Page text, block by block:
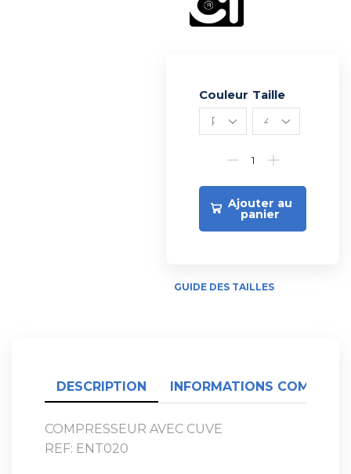
Couleur Taille
Ajouter au
panier
Alternative:
GUIDE DES TAILLES
DESCRIPTION INFORMATIONS
COMPRESSEUR AVEC CUVE
REF: ENT020